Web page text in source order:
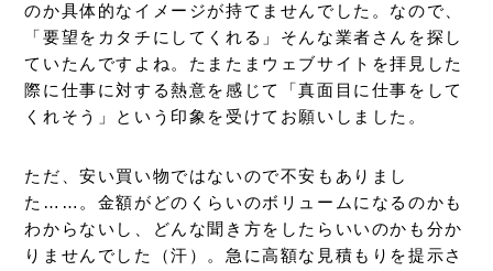
のか具体的なイメージが持てませんでした。なので、
「要望をカタチにしてくれる」そんな業者さんを探し
ていたんですよね。たまたまウェブサイトを拝見した
際に仕事に対する熱意を感じて「真面目に仕事をして
くれそう」という印象を受けてお願いしました。
ただ、安い買い物ではないので不安もありまし
た……。金額がどのくらいのボリュームになるのかも
わからないし、どんな聞き方をしたらいいのかも分か
りませんでした（汗）。急に高額な見積もりを提示さ